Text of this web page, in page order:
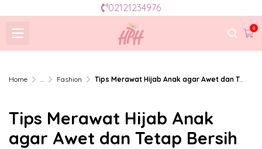
02121234976
0
Home ... Fashion Tips Merawat Hijab Anak agar Awet dan Tetap Bersih
Tips Merawat Hijab Anak
agar Awet dan Tetap Bersih